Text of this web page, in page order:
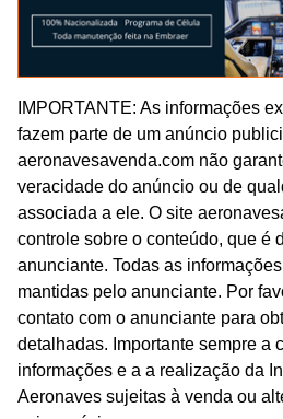
IMPORTANTE: As informações
fazem parte de um anúncio
aeronavesavenda.com não
veracidade do anúncio ou de
associada a ele. O site
controle sobre o conteúdo, que é
anunciante. Todas as
mantidas pelo anunciante. Por
contato com o anunciante para
detalhadas. Importante sempre a
informações e a a realização da
Aeronaves sujeitas à venda ou